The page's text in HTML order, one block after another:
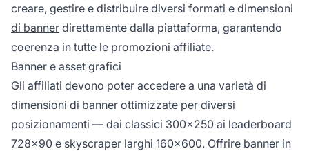
creare, gestire e distribuire diversi formati e dimensioni
di banner direttamente dalla piattaforma, garantendo
coerenza in tutte le promozioni affiliate.
Banner e asset grafici
Gli affiliati devono poter accedere a una varietà di
dimensioni di banner ottimizzate per diversi
posizionamenti — dai classici 300x250 ai leaderboard
728x90 e skyscraper larghi 160x600. Offrire banner in